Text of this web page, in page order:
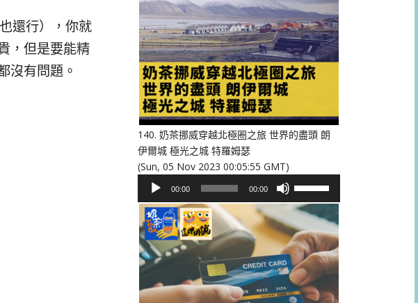
還行），你就
，但是要能精
沒有問題。
以
提
高
或
降
量。
140. 奶茶挪威穿越北極圈之旅 世界的盡頭 朗
伊爾城 極光之城 特羅姆瑟
(Sun, 05 Nov 2023 00:05:55 GMT)
播
放
器
00:00 00:00
向
上/
向
下
鍵
以